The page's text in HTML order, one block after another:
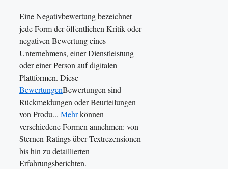
Eine Negativbewertung bezeichnet
jede Form der öffentlichen Kritik oder
negativen Bewertung eines
Unternehmens, einer Dienstleistung
oder einer Person auf digitalen
Plattformen. Diese
BewertungenBewertungen sind
Rückmeldungen oder Beurteilungen
von Produ... Mehrkönnen
verschiedene Formen annehmen: von
Sternen-Ratings über Textrezensionen
bis hin zu detaillierten
Erfahrungsberichten.